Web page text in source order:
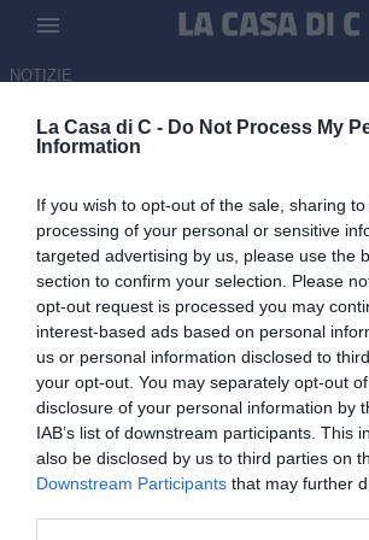
La Casa di C - Do Not Process My
Information
If you wish to opt-out of the sale, sharing
processing of your personal or sensitive
targeted advertising by us, please use the
section to confirm your selection. Please
opt-out request is processed you may
interest-based ads based on personal
us or personal information disclosed to
your opt-out. You may separately opt-out
disclosure of your personal information by
IAB’s list of downstream participants. This
also be disclosed by us to third parties on
Downstream Participants that may further
NOTIZIE
Union Brescia-Ascoli
03.06.2026 19:00 di Fabio Megiorin
Union Brescia e Ascoli in campo per la finale
di Serie C: tutte le informazioni in diretta sul